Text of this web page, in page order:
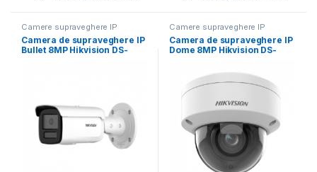
Camere supraveghere IP
Camera de supraveghere IP
Bullet 8MP Hikvision DS-
Camere supraveghere IP
Camera de supraveghere IP
Dome 8MP Hikvision DS-